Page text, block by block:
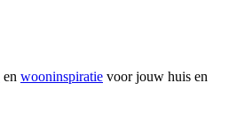
en wooninspiratie voor jouw huis en